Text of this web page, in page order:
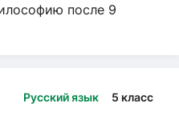
после 9
Русский язык 5 класс